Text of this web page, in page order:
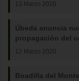
13 Marzo 2020
Úbeda anuncia
propagación del
12 Marzo 2020
Boadilla del